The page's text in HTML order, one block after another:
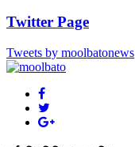
Twitter Page
Tweets by moolbatonews